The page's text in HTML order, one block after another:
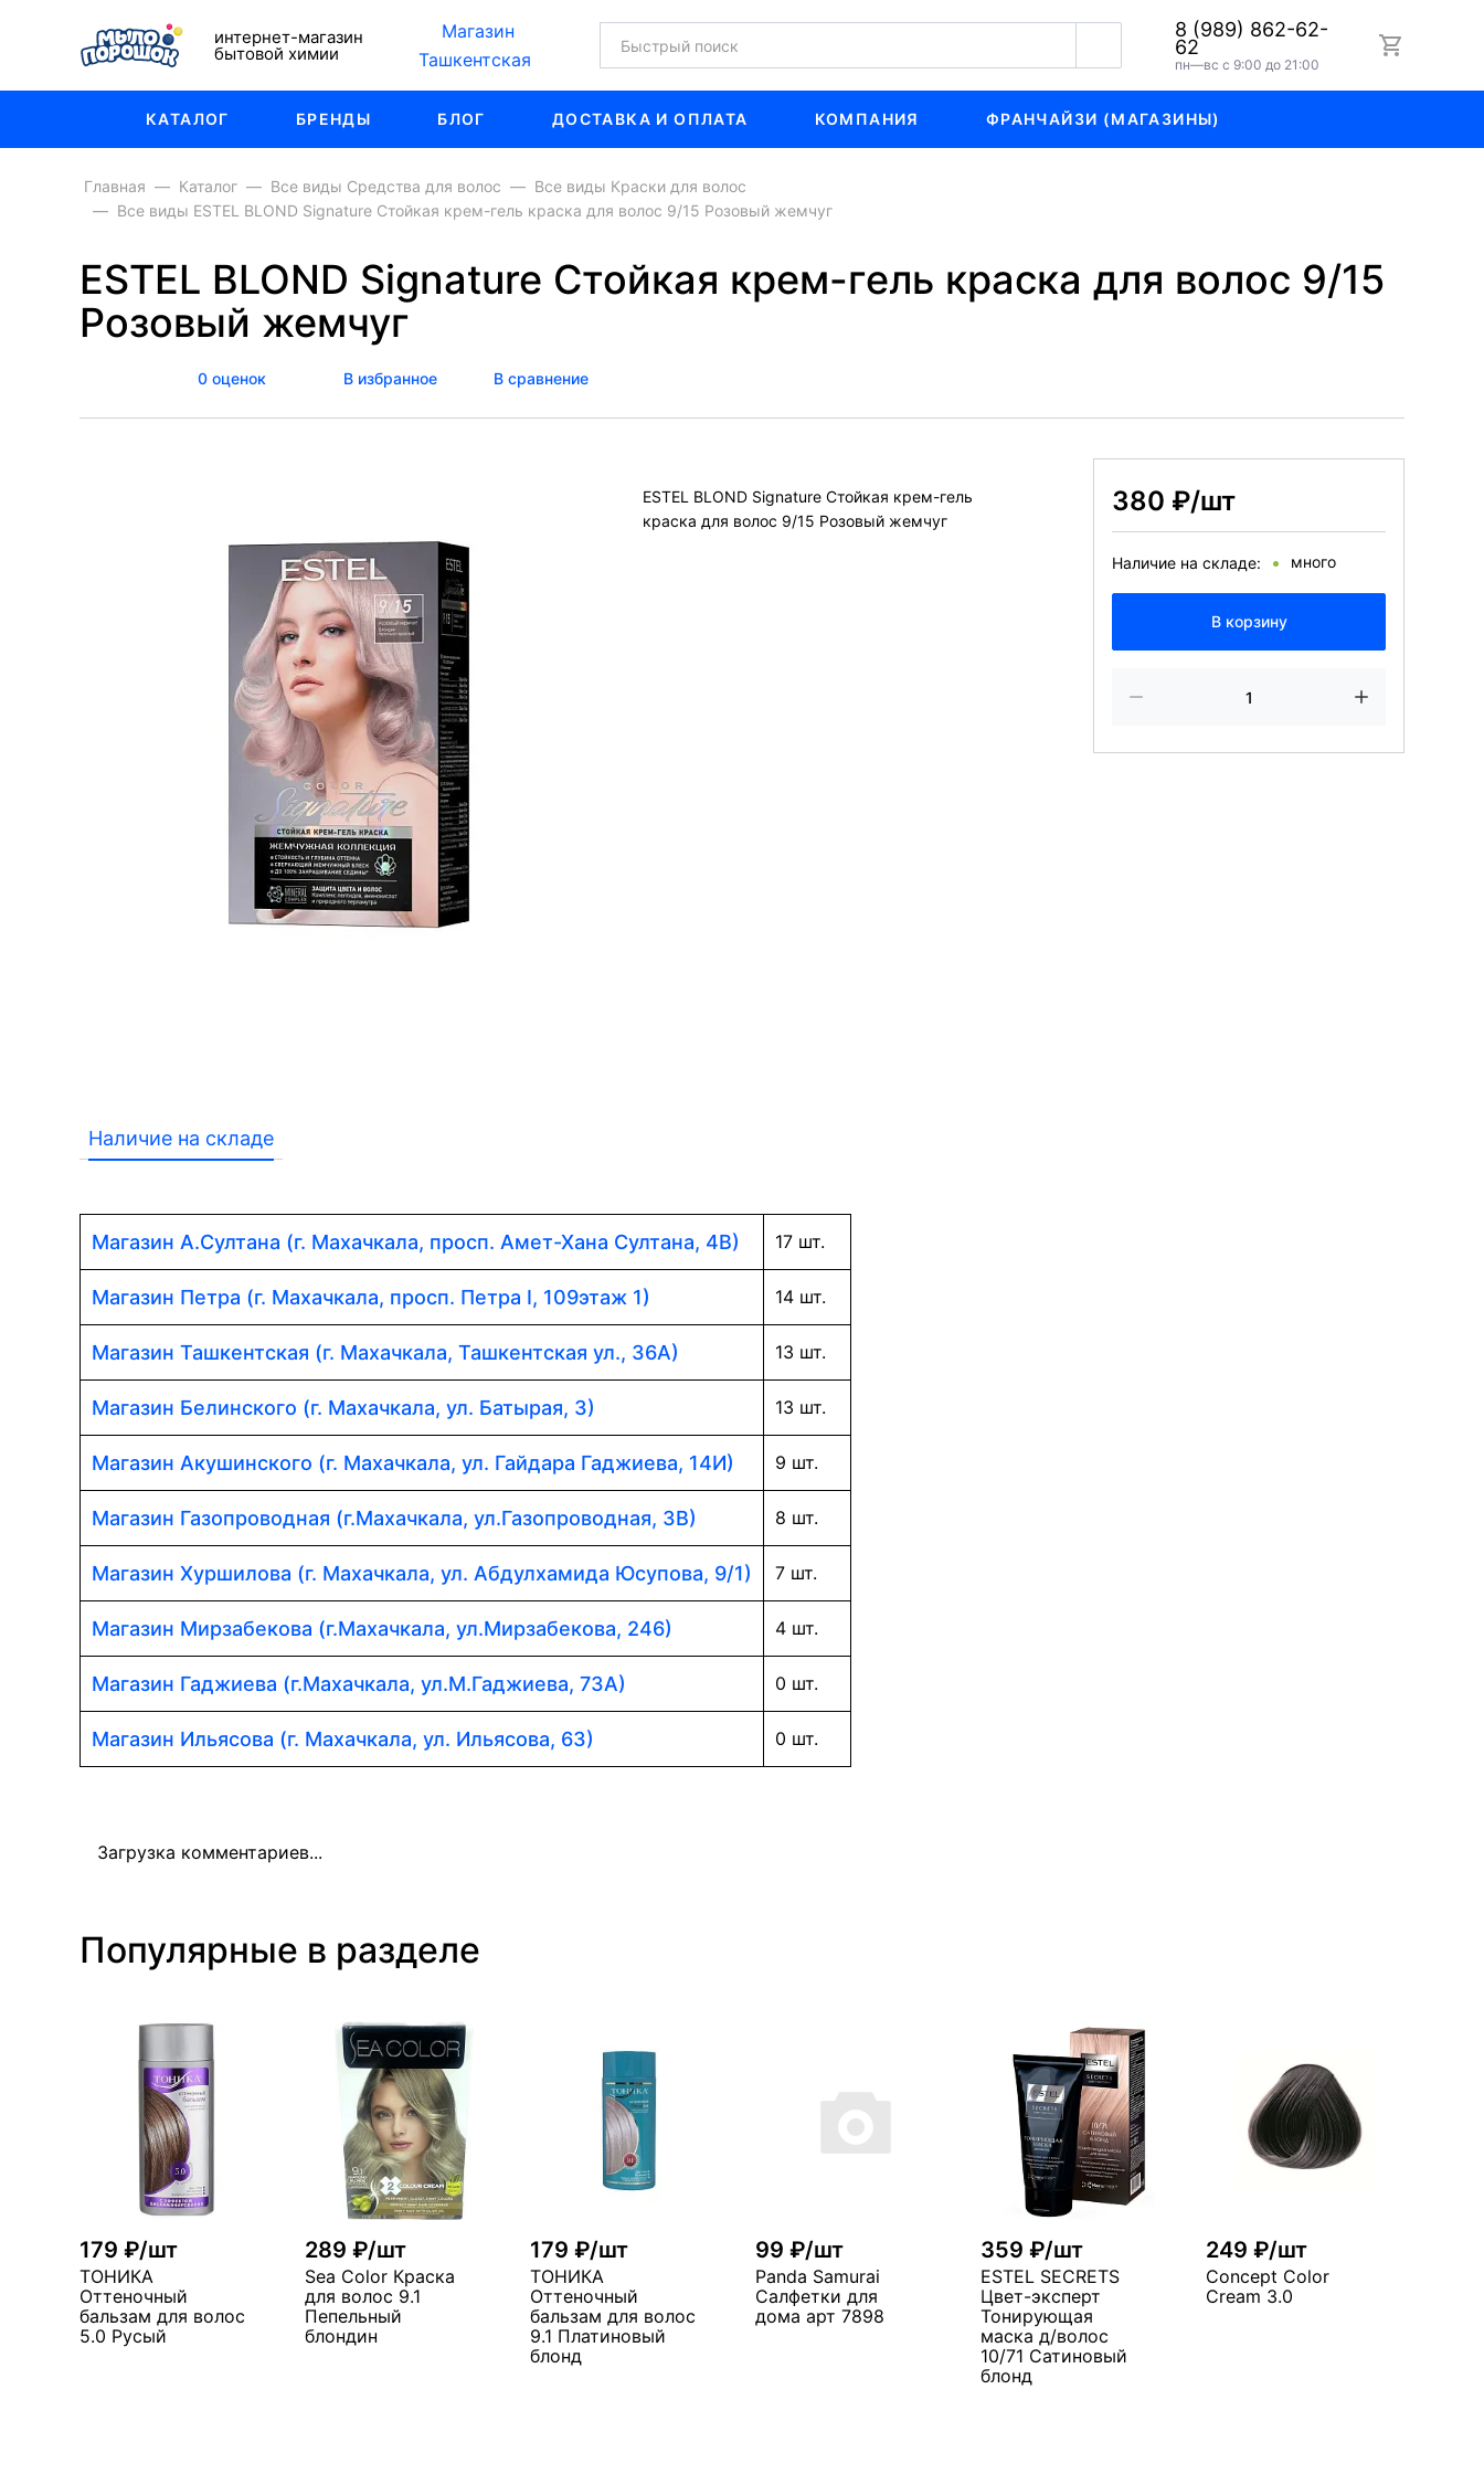
интернет-магазин
бытовой химии
Магазин
Ташкентская
8 (989) 862-62-
62
пн—вс с 9:00 до 21:00
КАТАЛОГ БРЕНДЫ БЛОГ ДОСТАВКА И ОПЛАТА КОМПАНИЯ ФРАНЧАЙЗИ (МАГАЗИНЫ)
Главная Каталог Все виды Средства для волос
Все виды Краски для волос
Все виды ESTEL BLOND Signature Стойкая крем-гель краска для волос 9/15 Розовый жемчуг
ESTEL BLOND Signature Стойкая крем-гель краска для волос 9/15
Розовый жемчуг
0 оценок В избранное В сравнение
ESTEL BLOND Signature Стойкая крем-гель
краска для волос 9/15 Розовый жемчуг
380 ₽/шт
Наличие на складе: много
В корзину
Наличие на складе
Магазин А.Султана (г. Махачкала, просп. Амет-Хана Султана, 4В) 17 шт.
Магазин Петра (г. Махачкала, просп. Петра I, 109этаж 1) 14 шт.
Магазин Ташкентская (г. Махачкала, Ташкентская ул., 36А) 13 шт.
Магазин Белинского (г. Махачкала, ул. Батырая, 3) 13 шт.
Магазин Акушинского (г. Махачкала, ул. Гайдара Гаджиева, 14И) 9 шт.
Магазин Газопроводная (г.Махачкала, ул.Газопроводная, 3В) 8 шт.
Магазин Хуршилова (г. Махачкала, ул. Абдулхамида Юсупова, 9/1) 7 шт.
Магазин Мирзабекова (г.Махачкала, ул.Мирзабекова, 246) 4 шт.
Магазин Гаджиева (г.Махачкала, ул.М.Гаджиева, 73А) 0 шт.
Магазин Ильясова (г. Махачкала, ул. Ильясова, 63) 0 шт.
Загрузка комментариев...
Популярные в разделе
179 ₽/шт
ТОНИКА
Оттеночный
бальзам для волос
5.0 Русый
289 ₽/шт
Sea Color Краска
для волос 9.1
Пепельный
блондин
179 ₽/шт
ТОНИКА
Оттеночный
бальзам для волос
9.1 Платиновый
блонд
99 ₽/шт
Panda Samurai
Салфетки для
дома арт 7898
359 ₽/шт
ESTEL SECRETS
Цвет-эксперт
Тонирующая
маска д/волос
10/71 Сатиновый
блонд
249 ₽/шт
Concept Color
Cream 3.0